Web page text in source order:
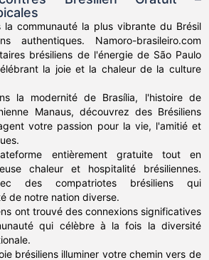
la communauté la plus vibrante du Brésil
authentiques. Namoro-brasileiro.com
brésiliens de l'énergie de São Paulo
la joie et la chaleur de la culture
la modernité de Brasília, l'histoire de
Manaus, découvrez des Brésiliens
votre passion pour la vie, l'amitié et
entièrement gratuite tout en
chaleur et hospitalité brésiliennes.
des compatriotes brésiliens qui
de notre nation diverse.
ont trouvé des connexions significatives
qui célèbre à la fois la diversité
brésiliens illuminer votre chemin vers de